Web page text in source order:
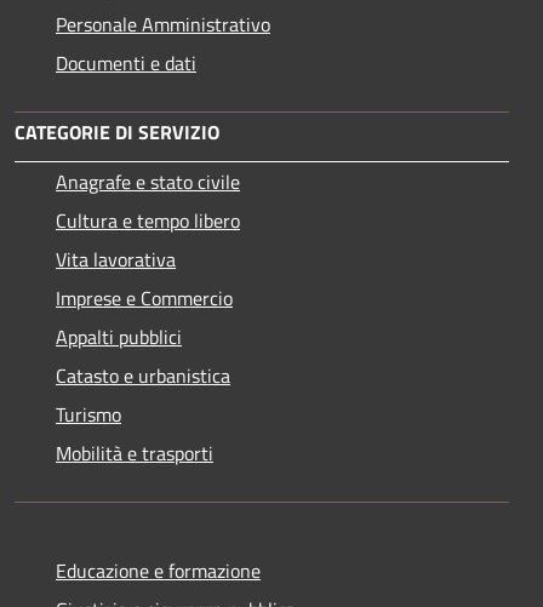
Personale Amministrativo
Documenti e dati
CATEGORIE DI SERVIZIO
Anagrafe e stato civile
Cultura e tempo libero
Vita lavorativa
Imprese e Commercio
Appalti pubblici
Catasto e urbanistica
Turismo
Mobilità e trasporti
Educazione e formazione